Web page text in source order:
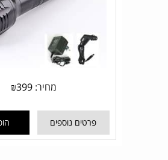
מחיר: ₪399
פרטים נוספים